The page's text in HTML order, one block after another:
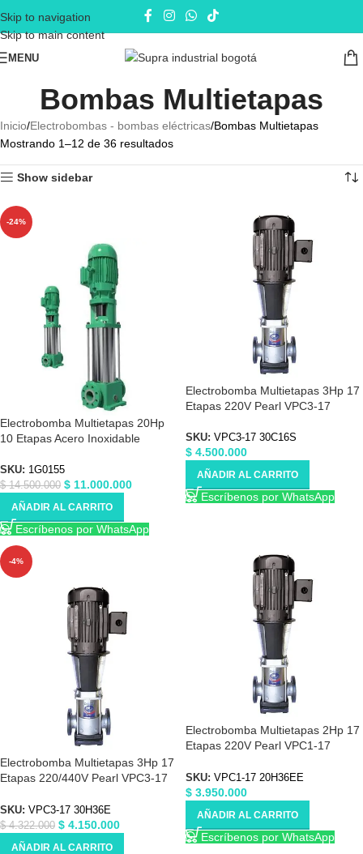
Skip to navigation
Skip to main content
MENU
Bombas Multietapas
Inicio Electrobombas - bombas eléctricas Bombas Multietapas
Mostrando 1–12 de 36 resultados
Show sidebar
-24%
Electrobomba Multietapas 20Hp
10 Etapas Acero Inoxidable
SKU: 1G0155
$14.500.000 $ 11.000.000
AÑADIR AL CARRITO
Escríbenos por WhatsApp
Electrobomba Multietapas 3Hp 17
Etapas 220V Pearl VPC3-17
SKU: VPC3-17 30C16S
$ 4.500.000
AÑADIR AL CARRITO
Escríbenos por WhatsApp
-4%
Electrobomba Multietapas 3Hp 17
Etapas 220/440V Pearl VPC3-17
SKU: VPC3-17 30H36E
$4.322.000 $ 4.150.000
AÑADIR AL CARRITO
Electrobomba Multietapas 2Hp 17
Etapas 220V Pearl VPC1-17
SKU: VPC1-17 20H36EE
$ 3.950.000
AÑADIR AL CARRITO
Escríbenos por WhatsApp